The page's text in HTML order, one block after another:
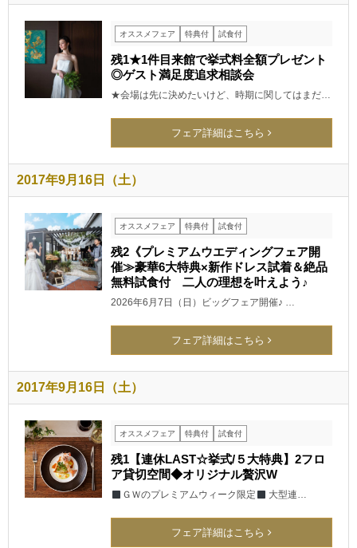
オススメフェア 特典付 試食付
残1★1件目来館で挙式料全額プレゼント
◎ゲスト満足度追求相談会
★会場は先に決めたいけど、時期に関してはまだ…
フェア詳細はこちら
2017年9月16日（土）
オススメフェア 特典付 試食付
残2《プレミアムウエディングフェア開
催≫豪華6大特典×新作ドレス試着＆絶品
無料試食付 二人の理想を叶えよう♪
2026年6月7日（日）ビッグフェア開催♪ …
フェア詳細はこちら
2017年9月16日（土）
オススメフェア 特典付 試食付
残1【連休LAST☆挙式/５大特典】2フロ
ア貸切空間◆オリジナル贅沢W
ＧＷのプレミアムウィーク限定 大型連…
フェア詳細はこちら